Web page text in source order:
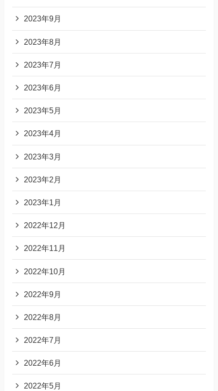
2023年9月
2023年8月
2023年7月
2023年6月
2023年5月
2023年4月
2023年3月
2023年2月
2023年1月
2022年12月
2022年11月
2022年10月
2022年9月
2022年8月
2022年7月
2022年6月
2022年5月